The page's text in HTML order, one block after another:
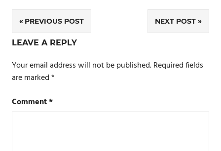
Post
navigation
PREVIOUS POST NEXT POST
LEAVE A REPLY
Your email address will not be published.Required fields
are marked*
Comment*